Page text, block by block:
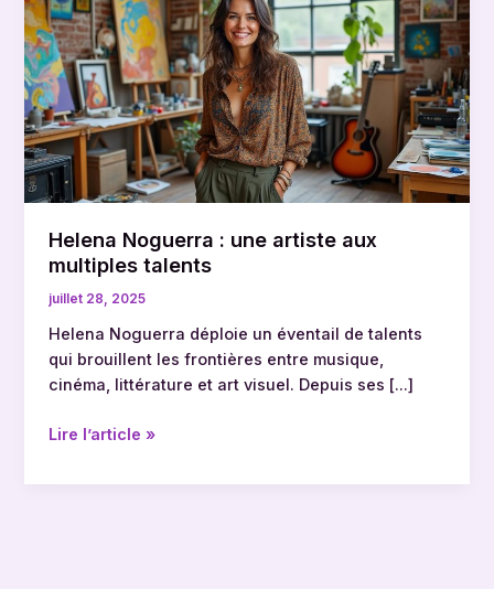
Helena Noguerra : une artiste aux
multiples talents
juillet 28, 2025
Helena Noguerra déploie un éventail de talents
qui brouillent les frontières entre musique,
cinéma, littérature et art visuel. Depuis ses […]
:
une
artiste
aux
multiples
talents
Lire l’article »